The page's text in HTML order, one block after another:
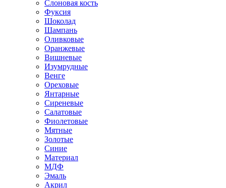
Слоновая кость
Фуксия
Шоколад
Шампань
Оливковые
Оранжевые
Вишневые
Изумрудные
Венге
Ореховые
Янтарные
Сиреневые
Салатовые
Фиолетовые
Мятные
Золотые
Синие
Материал
МДФ
Эмаль
Акрил